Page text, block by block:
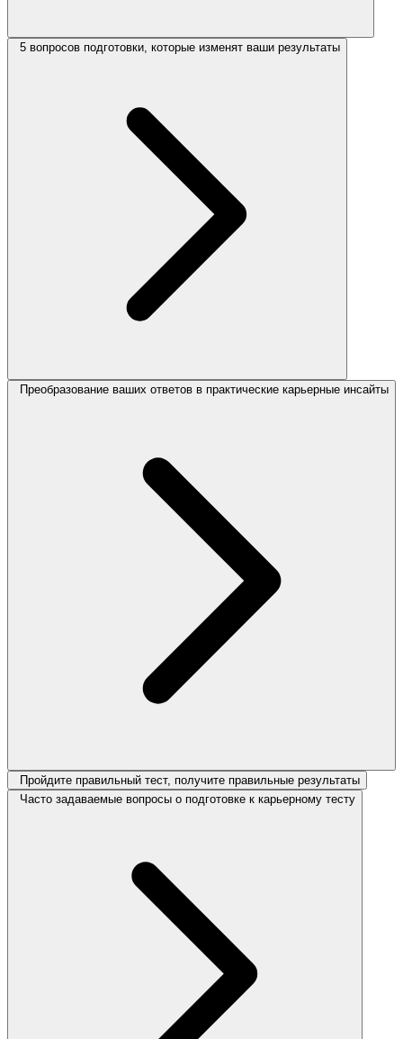
5 вопросов подготовки, которые изменят ваши результаты
Преобразование ваших ответов в практические карьерные инсайты
Пройдите правильный тест, получите правильные результаты
Часто задаваемые вопросы о подготовке к карьерному тесту